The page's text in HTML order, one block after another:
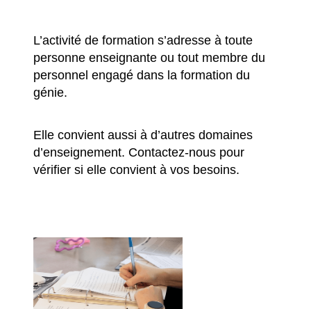
L’activité de formation s’adresse à toute
personne enseignante ou tout membre du
personnel engagé dans la formation du
génie.
Elle convient aussi à d’autres domaines
d’enseignement. Contactez-nous pour
vérifier si elle convient à vos besoins.